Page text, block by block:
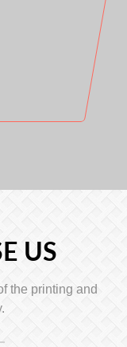
US
the printing and